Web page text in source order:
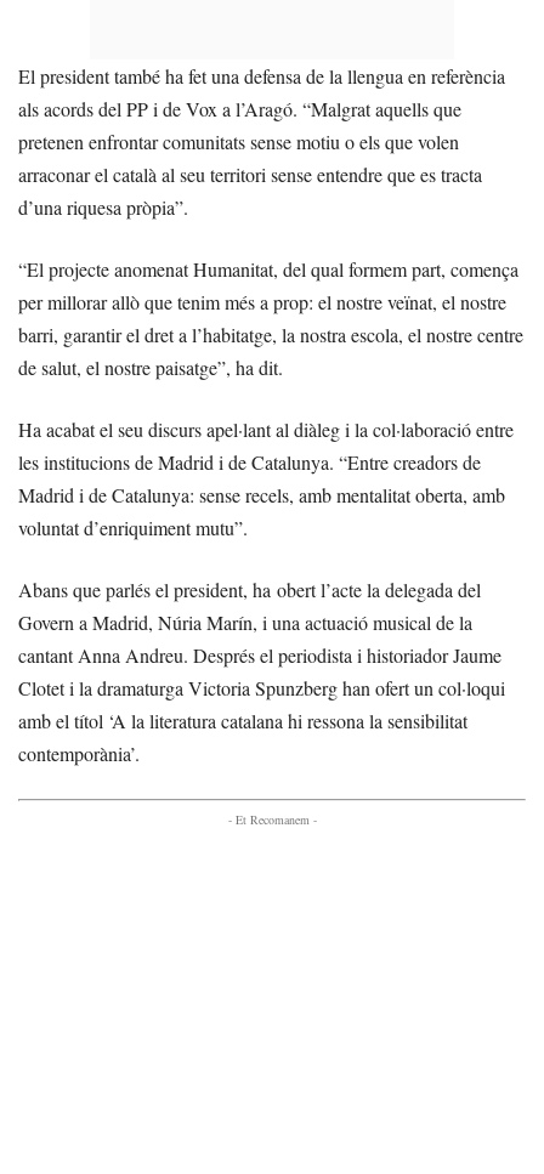
El president també ha fet una defensa de la llengua en referència
als acords del PP i de Vox a l’Aragó. “Malgrat aquells que
pretenen enfrontar comunitats sense motiu o els que volen
arraconar el català al seu territori sense entendre que es tracta
d’una riquesa pròpia”.
“El projecte anomenat Humanitat, del qual formem part, comença
per millorar allò que tenim més a prop: el nostre veïnat, el nostre
barri, garantir el dret a l’habitatge, la nostra escola, el nostre centre
de salut, el nostre paisatge”, ha dit.
Ha acabat el seu discurs apel·lant al diàleg i la col·laboració entre
les institucions de Madrid i de Catalunya. “Entre creadors de
Madrid i de Catalunya: sense recels, amb mentalitat oberta, amb
voluntat d’enriquiment mutu”.
Abans que parlés el president, ha obert l’acte la delegada del
Govern a Madrid, Núria Marín, i una actuació musical de la
cantant Anna Andreu. Després el periodista i historiador Jaume
Clotet i la dramaturga Victoria Spunzberg han ofert un col·loqui
amb el títol ‘A la literatura catalana hi ressona la sensibilitat
contemporània’.
- Et Recomanem -